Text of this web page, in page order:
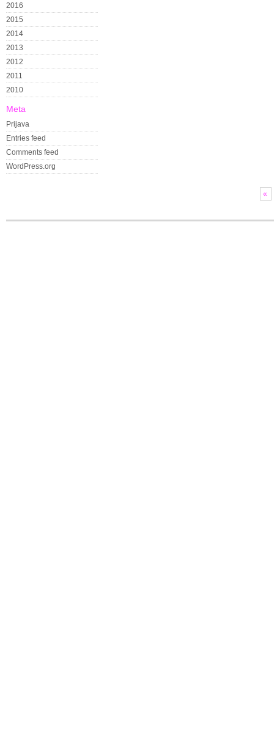
2016
2015
2014
2013
2012
2011
2010
Meta
Prijava
Entries feed
Comments feed
WordPress.org
«